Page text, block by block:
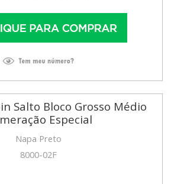
Salto Bloco Grosso Médio
Especial
Napa Preto
8000-02F